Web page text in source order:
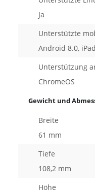
Ja
Unterstützte
Android 8.0,
Unterstützung
ChromeOS
Gewicht und
Breite
61 mm
Tiefe
108,2 mm
Höhe